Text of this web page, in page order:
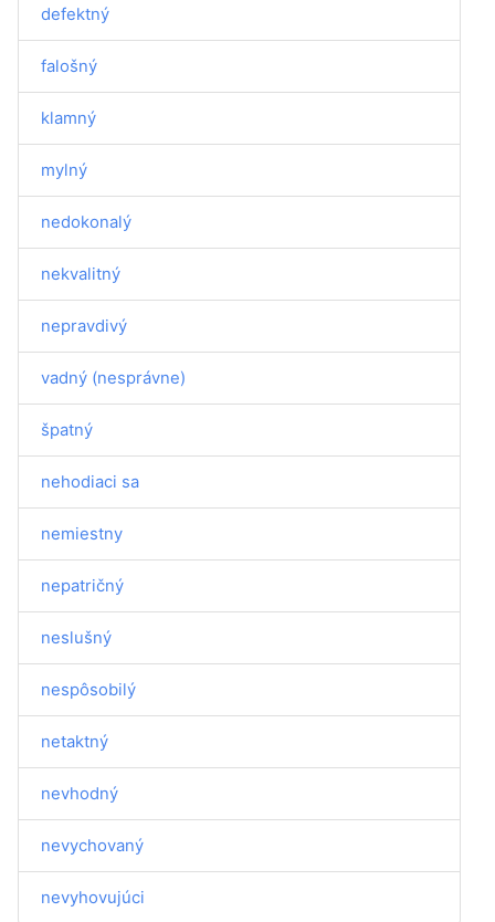
defektný
falošný
klamný
mylný
nedokonalý
nekvalitný
nepravdivý
vadný (nesprávne)
špatný
nehodiaci sa
nemiestny
nepatričný
neslušný
nespôsobilý
netaktný
nevhodný
nevychovaný
nevyhovujúci